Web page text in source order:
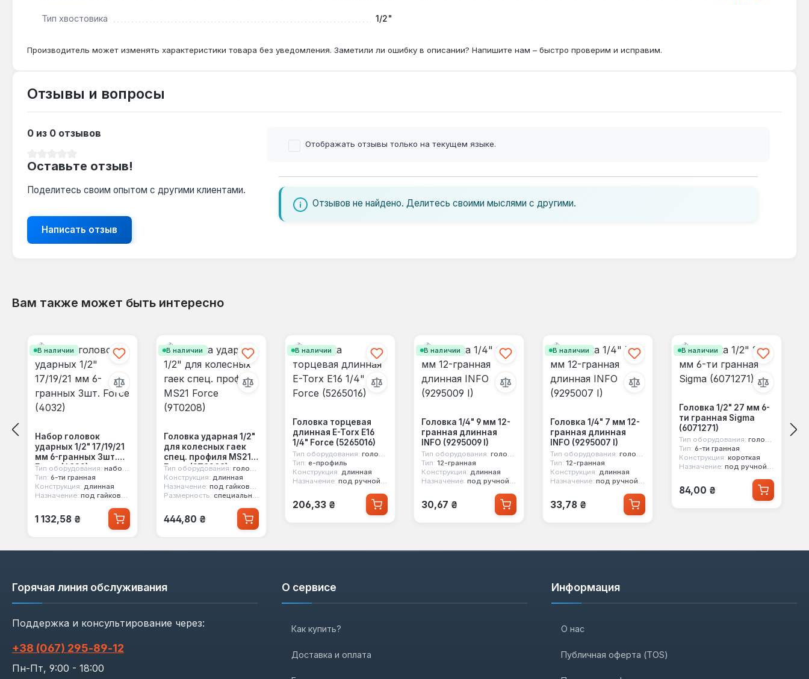
Тип хвостовика 1/2"
Производитель может изменять характеристики товара без уведомления. Заметили ли ошибку в описании? Напишите нам – быстро проверим и исправим.
Отзывы и вопросы
0 из 0 отзывов
Оставьте отзыв!
Поделитесь своим опытом с другими клиентами.
Написать отзыв
Отображать отзывы только на текущем языке.
Отзывов не найдено. Делитесь своими мыслями с другими.
Вам также может быть интересно
В наличии
Набор головок
ударных 1/2" 17/19/21
мм 6-гранных 3шт.
Force (4032)
Тип оборудования: набор головок ударных
Тип: 6-ти гранная
Конструкция: длинная
Назначение: под гайковерт, под легкосплавные диски
Обычная цена:
1 132,58 ₴
В наличии
Головка ударная 1/2"
для колесных гаек
спец. профиля MS21
Force (9T0208)
Тип оборудования: головка ударная
Конструкция: длинная
Назначение: под гайковерт, под легкосплавные диски
Размерность: специальная
Обычная цена:
444,80 ₴
В наличии
Головка торцевая
длинная E-Torx E16
1/4" Force (5265016)
Тип оборудования: головка стандартная
Тип: е-профиль
Конструкция: длинная
Назначение: под ручной инструмент
Обычная цена:
206,33 ₴
В наличии
Головка 1/4" 9 мм 12-
гранная длинная
INFO (9295009 I)
Тип оборудования: головка стандартная
Тип: 12-гранная
Конструкция: длинная
Назначение: под ручной инструмент
Обычная цена:
30,67 ₴
В наличии
Головка 1/4" 7 мм 12-
гранная длинная
INFO (9295007 I)
Тип оборудования: головка стандартная
Тип: 12-гранная
Конструкция: длинная
Назначение: под ручной инструмент
Обычная цена:
33,78 ₴
В наличии
Головка 1/2" 27 мм 6-
ти гранная Sigma
(6071271)
Тип оборудования: головка стандартная
Тип: 6-ти гранная
Конструкция: короткая
Назначение: под ручной инструмент
Обычная цена:
84,00 ₴
Горячая линия обслуживания
Поддержка и консультирование через:
+38 (067) 295‑89‑12
Пн-Пт, 9:00 - 18:00
О сервисе
Как купить?
Доставка и оплата
Информация
О нас
Публичная оферта (TOS)